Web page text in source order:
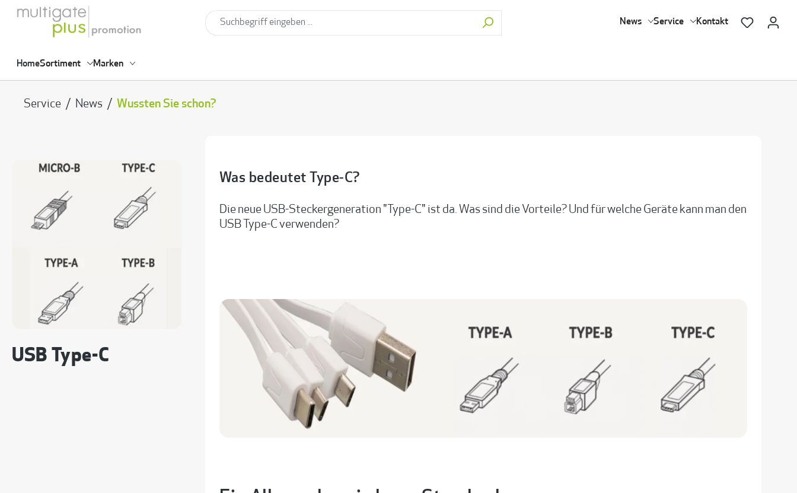
Zur Hauptnavigation springen
News
Service Kontakt
HomeSortiment Marken
Service / News / Wussten Sie schon?
USB Type-C
Was bedeutet Type-C?
Die neue USB-Steckergeneration "Type-C" ist da. Was sind die Vorteile? Und für welche Geräte kann man den
USB Type-C verwenden?